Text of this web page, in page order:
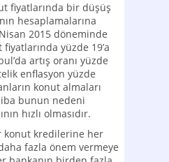
fiyatlarında bir düşüş
hesaplamalarına
2015 döneminde
yüzde 19’a
artış oranı yüzde
enflasyon yüzde
konut almaları
bunun nedeni
hızlı olmasıdır.
konut kredilerine her
fazla önem vermeye